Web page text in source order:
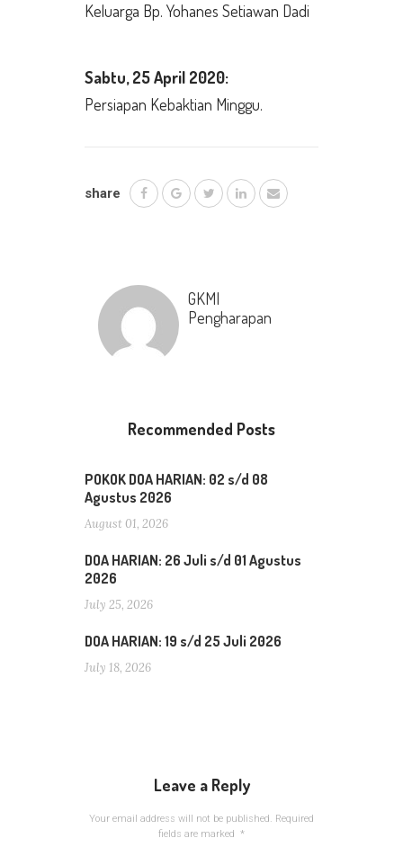
Keluarga Bp. Yohanes Setiawan Dadi
Sabtu, 25 April 2020:
Persiapan Kebaktian Minggu.
share
GKMI
Pengharapan
Recommended Posts
POKOK DOA HARIAN: 02 s/d 08
Agustus 2026
August 01, 2026
DOA HARIAN: 26 Juli s/d 01 Agustus
2026
July 25, 2026
DOA HARIAN: 19 s/d 25 Juli 2026
July 18, 2026
Leave a Reply
Your email address will not be published. Required
fields are marked *